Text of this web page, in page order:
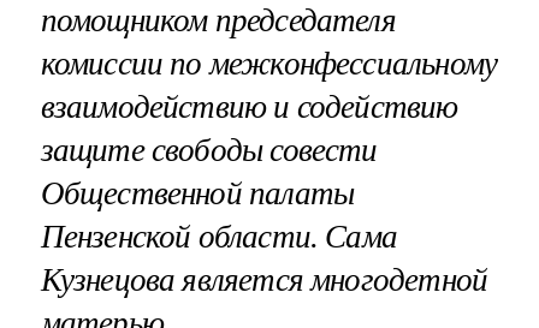
помощником председателя
комиссии по межконфессиальному
взаимодействию и содействию
защите свободы совести
Общественной палаты
Пензенской области. Сама
Кузнецова является многодетной